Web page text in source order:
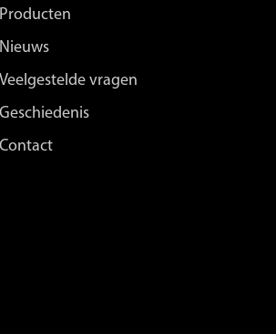
Producten
Nieuws
Veelgestelde vragen
Geschiedenis
Contact